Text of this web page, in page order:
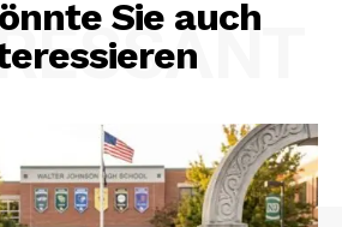
Sie auch